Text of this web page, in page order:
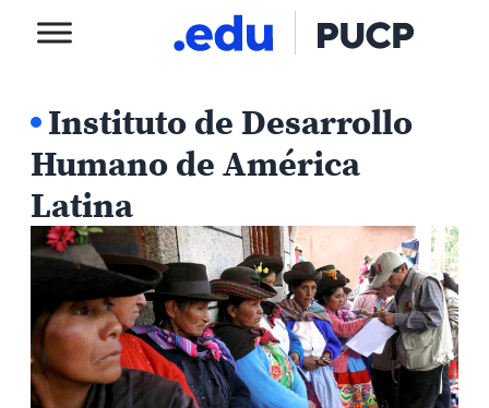
Instituto de Desarrollo
Humano de América
Latina